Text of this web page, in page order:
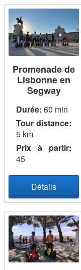
Promenade de
Lisbonne en
Segway
Durée: 60 min
Tour distance:
5 km
Prix ​​à partir:
45
Détails